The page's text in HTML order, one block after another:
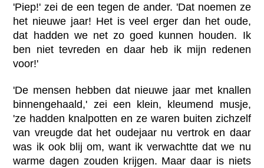
'Piep!' zei de een tegen de ander. 'Dat noemen ze
het nieuwe jaar! Het is veel erger dan het oude,
dat hadden we net zo goed kunnen houden. Ik
ben niet tevreden en daar heb ik mijn redenen
voor!'
'De mensen hebben dat nieuwe jaar met knallen
binnengehaald,' zei een klein, kleumend musje,
'ze hadden knalpotten en ze waren buiten zichzelf
van vreugde dat het oudejaar nu vertrok en daar
was ik ook blij om, want ik verwachtte dat we nu
warme dagen zouden krijgen. Maar daar is niets